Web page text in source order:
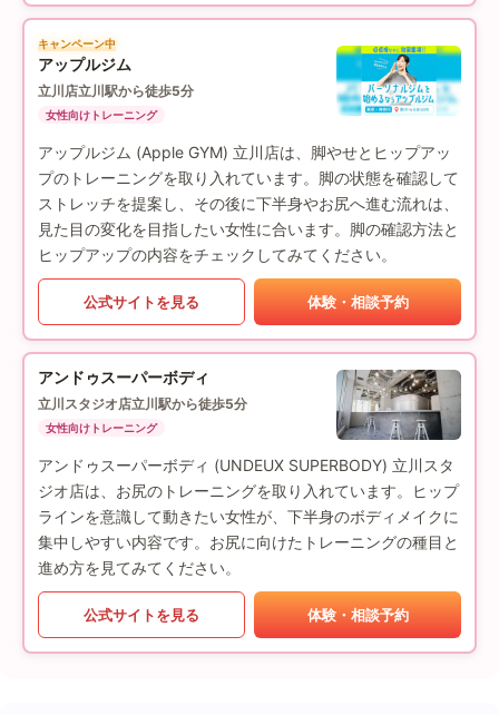
キャンペーン中
アップルジム
立川店立川駅から徒歩5分
女性向けトレーニング
アップルジム (Apple GYM) 立川店は、脚やせとヒップアッ
プのトレーニングを取り入れています。脚の状態を確認して
ストレッチを提案し、その後に下半身やお尻へ進む流れは、
見た目の変化を目指したい女性に合います。脚の確認方法と
ヒップアップの内容をチェックしてみてください。
公式サイトを見る 体験・相談予約
アンドゥスーパーボディ
立川スタジオ店立川駅から徒歩5分
女性向けトレーニング
アンドゥスーパーボディ (UNDEUX SUPERBODY) 立川スタ
ジオ店は、お尻のトレーニングを取り入れています。ヒップ
ラインを意識して動きたい女性が、下半身のボディメイクに
集中しやすい内容です。お尻に向けたトレーニングの種目と
進め方を見てみてください。
公式サイトを見る 体験・相談予約